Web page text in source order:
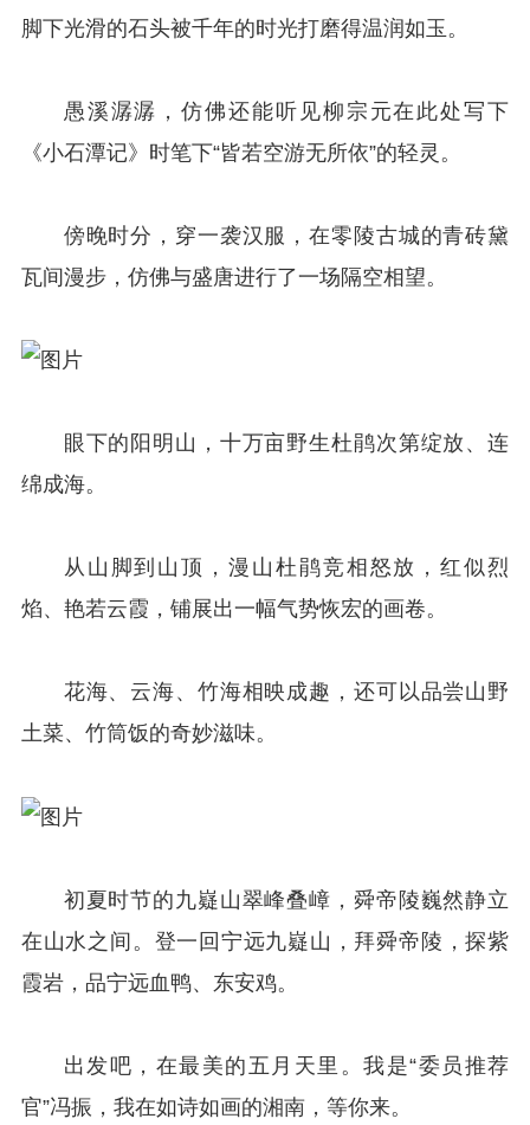
脚下光滑的石头被千年的时光打磨得温润如玉。
愚溪潺潺，仿佛还能听见柳宗元在此处写下
《小石潭记》时笔下“皆若空游无所依”的轻灵。
傍晚时分，穿一袭汉服，在零陵古城的青砖黛
瓦间漫步，仿佛与盛唐进行了一场隔空相望。
眼下的阳明山，十万亩野生杜鹃次第绽放、连
绵成海。
从山脚到山顶，漫山杜鹃竞相怒放，红似烈
焰、艳若云霞，铺展出一幅气势恢宏的画卷。
花海、云海、竹海相映成趣，还可以品尝山野
土菜、竹筒饭的奇妙滋味。
初夏时节的九嶷山翠峰叠嶂，舜帝陵巍然静立
在山水之间。登一回宁远九嶷山，拜舜帝陵，探紫
霞岩，品宁远血鸭、东安鸡。
出发吧，在最美的五月天里。我是“委员推荐
官”冯振，我在如诗如画的湘南，等你来。